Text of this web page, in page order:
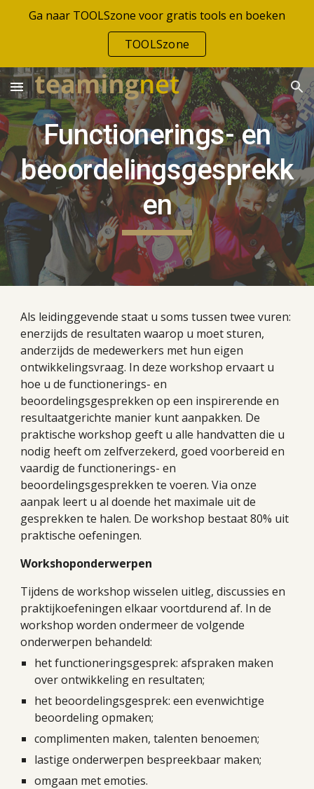
Ga naar TOOLSzone voor gratis tools en boeken
TOOLSzone
Functionerings- en
beoordelingsgesprekk
en
Als leidinggevende staat u soms tussen twee vuren:
enerzijds de resultaten waarop u moet sturen,
anderzijds de medewerkers met hun eigen
ontwikkelingsvraag. In deze workshop ervaart u
hoe u de functionerings- en
beoordelingsgesprekken op een inspirerende en
resultaatgerichte manier kunt aanpakken. De
praktische workshop geeft u alle handvatten die u
nodig heeft om zelfverzekerd, goed voorbereid en
vaardig de functionerings- en
beoordelingsgesprekken te voeren. Via onze
aanpak leert u al doende het maximale uit de
gesprekken te halen. De workshop bestaat 80% uit
praktische oefeningen.
Workshoponderwerpen
Tijdens de workshop wisselen uitleg, discussies en
praktijkoefeningen elkaar voortdurend af. In de
workshop worden ondermeer de volgende
onderwerpen behandeld:
het functioneringsgesprek: afspraken maken
over ontwikkeling en resultaten;
het beoordelingsgesprek: een evenwichtige
beoordeling opmaken;
complimenten maken, talenten benoemen;
lastige onderwerpen bespreekbaar maken;
omgaan met emoties.